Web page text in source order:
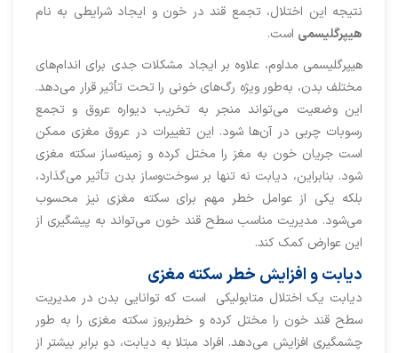
نتیجه این اختلال، تجمع قند در خون و ایجاد شرایطی به نام
هیپرگلیسمی است.
هیپرگلیسمی مداوم، علاوه بر ایجاد مشکلات جدی برای اندام‌های
مختلف بدن، به‌طور ویژه رگ‌های خونی را تحت تأثیر قرار می‌دهد.
این وضعیت می‌تواند منجر به تخریب دیواره عروق و تجمع
رسوبات چربی در آن‌ها شود. این تغییرات در عروق مغزی ممکن
است جریان خون به مغز را مختل کرده و زمینه‌ساز سکته مغزی
شود. بنابراین، دیابت نه تنها بر سوخت‌وساز بدن تأثیر می‌گذارد،
بلکه یکی از عوامل خطر مهم برای سکته مغزی نیز محسوب
می‌شود. مدیریت مناسب سطح قند خون می‌تواند به پیشگیری از
این عوارض کمک کند.
دیابت و افزایش خطر سکته مغزی
دیابت یک اختلال متابولیکی است که توانایی بدن در مدیریت
سطح قند خون را مختل کرده و خطربروز سکته مغزی را به طور
چشمگیری افزایش می‌دهد. افراد مبتلا به دیابت، دو برابر بیشتر از